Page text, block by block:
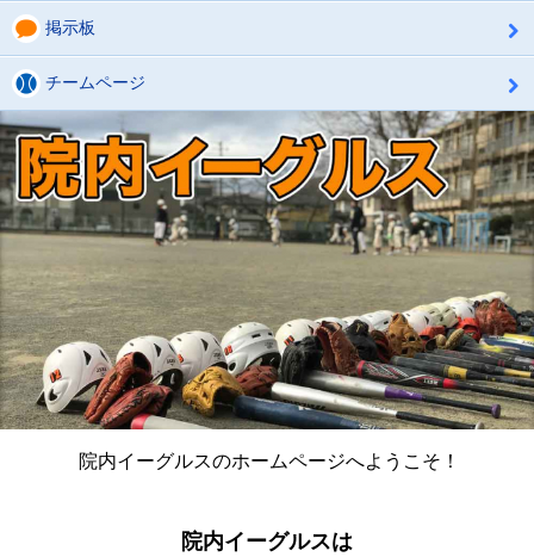
掲示板
チームページ
院内イーグルスのホームページへようこそ！
院内イーグルスは